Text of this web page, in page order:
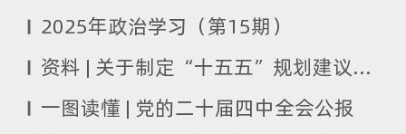
2025年政治学习（第15期）
资料 | 关于制定“十五五”规划建议的说明
一图读懂 | 党的二十届四中全会公报